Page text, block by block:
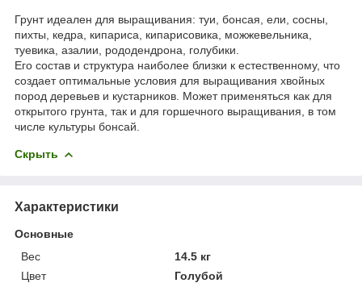
Грунт идеален для выращивания: туи, бонсая, ели, сосны,
пихты, кедра, кипариса, кипарисовика, можжевельника,
туевика, азалии, рододендрона, голубики.
Его состав и структура наиболее близки к естественному, что
создает оптимальные условия для выращивания хвойных
пород деревьев и кустарников. Может применяться как для
открытого грунта, так и для горшечного выращивания, в том
числе культуры бонсай.
Скрыть
Характеристики
Основные
Вес
14.5 кг
Цвет
Голубой